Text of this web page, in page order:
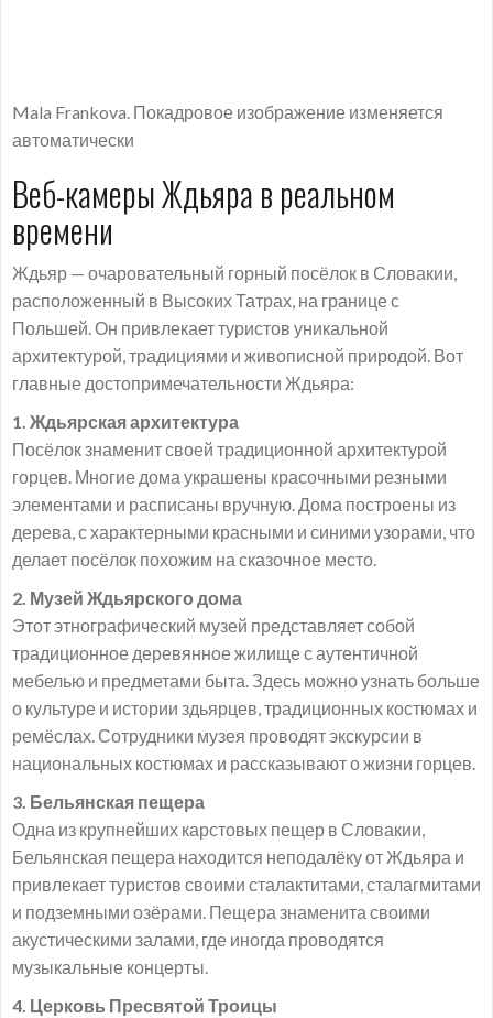
Mala Frankova. Покадровое изображение изменяется
автоматически
Веб-камеры Ждьяра в реальном
времени
Ждьяр — очаровательный горный посёлок в Словакии,
расположенный в Высоких Татрах, на границе с
Польшей. Он привлекает туристов уникальной
архитектурой, традициями и живописной природой. Вот
главные достопримечательности Ждьяра:
1. Ждьярская архитектура
Посёлок знаменит своей традиционной архитектурой
горцев. Многие дома украшены красочными резными
элементами и расписаны вручную. Дома построены из
дерева, с характерными красными и синими узорами, что
делает посёлок похожим на сказочное место.
2. Музей Ждьярского дома
Этот этнографический музей представляет собой
традиционное деревянное жилище с аутентичной
мебелью и предметами быта. Здесь можно узнать больше
о культуре и истории здьярцев, традиционных костюмах и
ремёслах. Сотрудники музея проводят экскурсии в
национальных костюмах и рассказывают о жизни горцев.
3. Бельянская пещера
Одна из крупнейших карстовых пещер в Словакии,
Бельянская пещера находится неподалёку от Ждьяра и
привлекает туристов своими сталактитами, сталагмитами
и подземными озёрами. Пещера знаменита своими
акустическими залами, где иногда проводятся
музыкальные концерты.
4. Церковь Пресвятой Троицы